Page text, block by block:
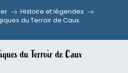
Histoire et légendes
du Terroir de Caux
du Terroir de Caux